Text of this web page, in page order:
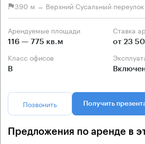
390 м → Верхний Сусальный переулок
Арендуемые площади
116 — 775 кв.м
Ставка
от 23
Класс офисов
B
Позвонить Получить
Предложения по аренде в